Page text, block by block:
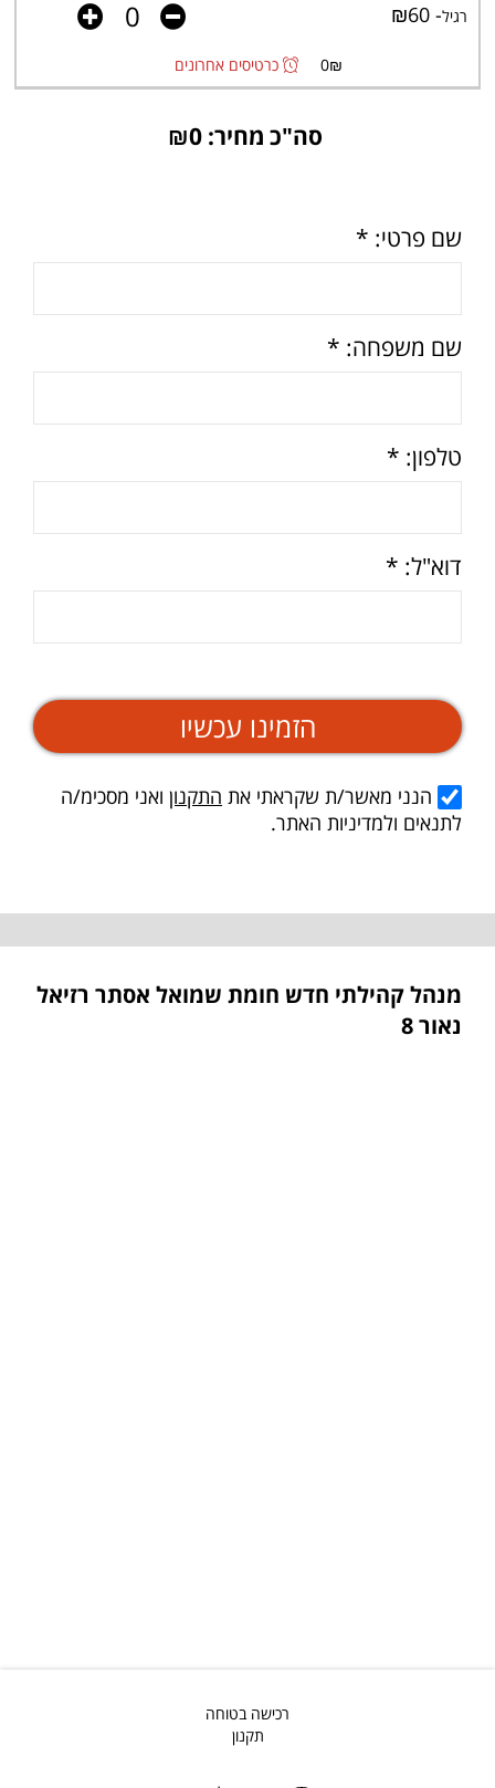
רגיל- ₪60
₪
0 כרטיסים אחרונים
סה"כ מחיר: ₪0
שם פרטי: *
שם משפחה: *
טלפון: *
דוא"ל: *
הזמינו עכשיו
הנני מאשר/ת שקראתי את התקנון ואני מסכימ/ה
לתנאים ולמדיניות האתר.
מנהל קהילתי חדש חומת שמואל אסתר רזיאל
נאור 8
רכישה בטוחה
תקנון